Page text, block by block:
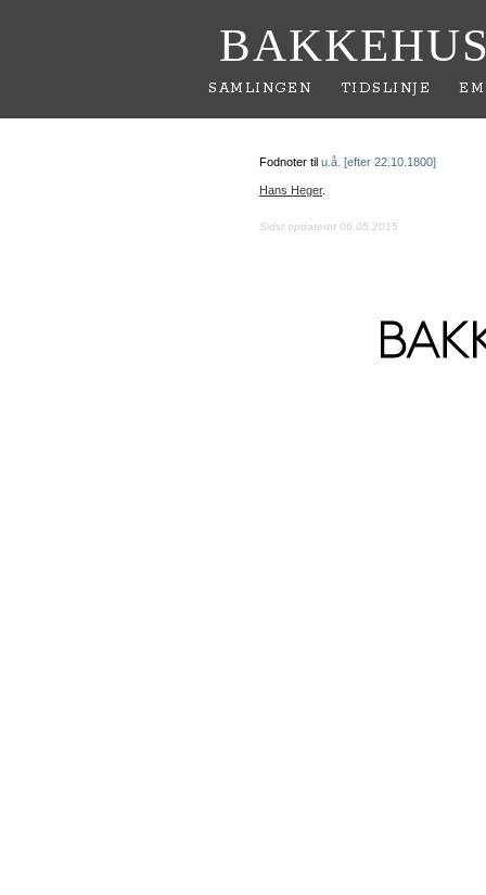
SAMLINGEN TIDSLINJE
Fodnoter til u.å. [efter 22.10.1800]
Hans Heger.
Sidst opdateret 06.05.2015